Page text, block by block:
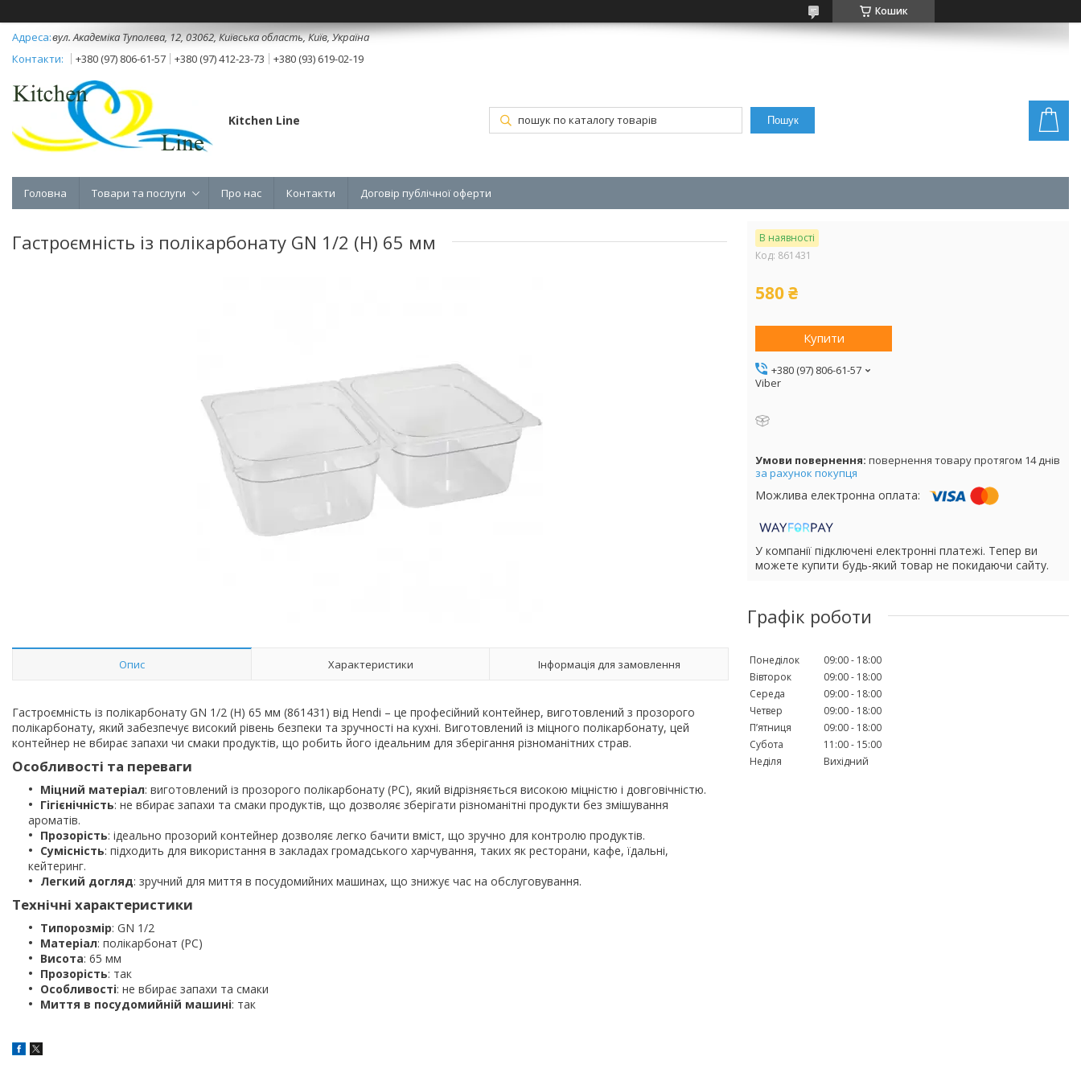
Кошик
вул. Академіка Туполєва, 12, 03062, Київська область, Київ, Україна
+380 (97) 806-61-57
+380 (97) 412-23-73 +380 (93) 619-02-19
Kitchen Line Пошук
Головна Товари та послуги Про нас Контакти Договір публічної оферти
Гастроємність із полікарбонату GN 1/2 (H) 65 мм
Опис Характеристики Інформація для замовлення
Гастроємність із полікарбонату GN 1/2 (H) 65 мм (861431) від Hendi – це професійний контейнер, виготовлений з прозорого
полікарбонату, який забезпечує високий рівень безпеки та зручності на кухні. Виготовлений із міцного полікарбонату, цей
контейнер не вбирає запахи чи смаки продуктів, що робить його ідеальним для зберігання різноманітних страв.
Особливості та переваги
Міцний матеріал: виготовлений із прозорого полікарбонату (PC), який відрізняється високою міцністю і довговічністю.
Гігієнічність: не вбирає запахи та смаки продуктів, що дозволяє зберігати різноманітні продукти без змішування
ароматів.
Прозорість: ідеально прозорий контейнер дозволяє легко бачити вміст, що зручно для контролю продуктів.
Сумісність: підходить для використання в закладах громадського харчування, таких як ресторани, кафе, їдальні,
кейтеринг.
Легкий догляд: зручний для миття в посудомийних машинах, що знижує час на обслуговування.
Технічні характеристики
Типорозмір: GN 1/2
Матеріал: полікарбонат (PC)
Висота: 65 мм
Прозорість: так
Особливості: не вбирає запахи та смаки
Миття в посудомийній машині: так
В наявності
Код: 861431
580 ₴
Купити
+380 (97) 806-61-57
Viber
повернення товару протягом 14 днів
за рахунок покупця
У компанії підключені електронні платежі. Тепер ви
можете купити будь-який товар не покидаючи сайту.
Графік роботи
Понеділок 09:00
18:00
Вівторок
09:00
18:00
Середа
09:00
18:00
Четвер
09:00
18:00
Пʼятниця
09:00
18:00
Субота
11:00
15:00
Неділя
Вихідний